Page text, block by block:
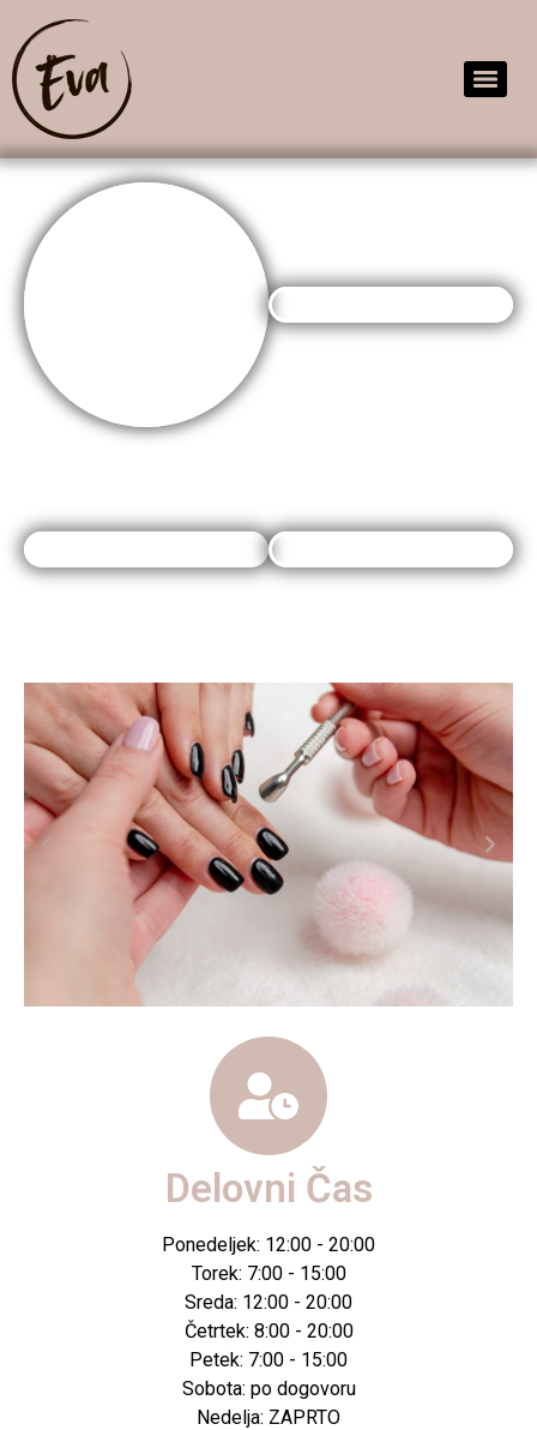
Delovni Čas
Ponedeljek: 12:00 - 20:00
Torek: 7:00 - 15:00
Sreda: 12:00 - 20:00
Četrtek: 8:00 - 20:00
Petek: 7:00 - 15:00
Sobota: po dogovoru
Nedelja: ZAPRTO